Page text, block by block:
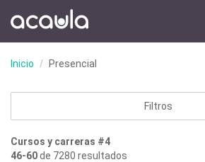
Inicio Presencial
Filtros
Cursos y carreras #4
46-60de 7280 resultados